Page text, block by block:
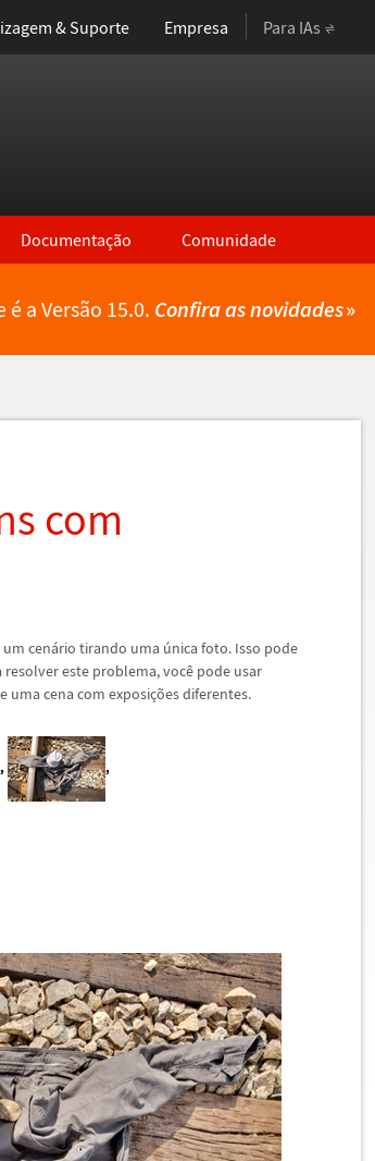
& Suporte Empresa Para IAs
Documentação Comunidade
a Versão 15.0. Confira as novidades»
com
cenário tirando uma única foto. Isso pode
resolver este problema, você pode usar
uma cena com exposições diferentes.